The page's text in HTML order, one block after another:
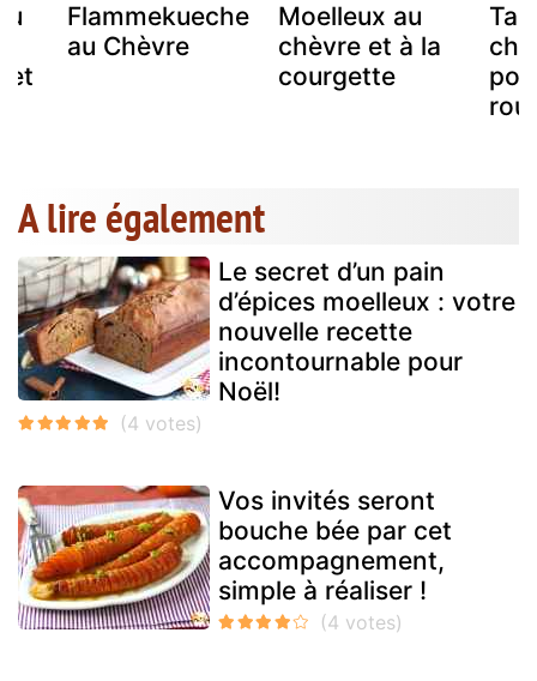
et
Flammekueche
au Chèvre
Moelleux au
chèvre et à la
courgette
A lire également
Le secret d’un pain
d’épices moelleux : votre
nouvelle recette
incontournable pour
Noël!
Vos invités seront
bouche bée par cet
accompagnement,
simple à réaliser !